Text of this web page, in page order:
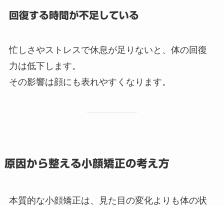
回復する時間が不足している
忙しさやストレスで休息が足りないと、体の回復
力は低下します。
その影響は顔にも表れやすくなります。
原因から整える小顔矯正の考え方
本質的な小顔矯正は、見た目の変化よりも体の状